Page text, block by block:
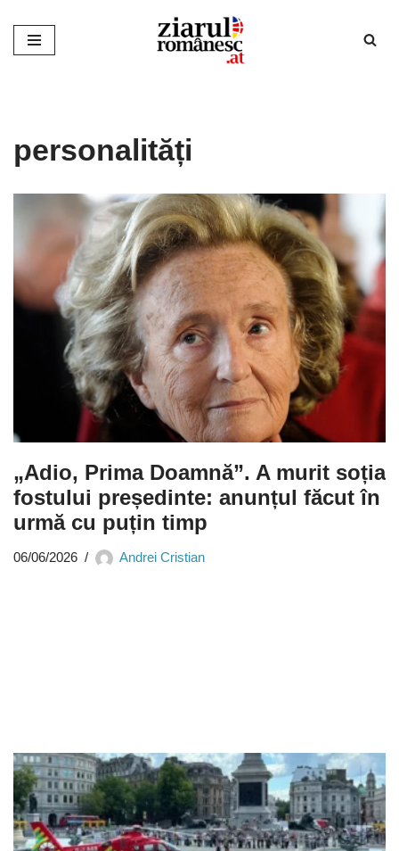
Sari
personalități
„Adio, Prima Doamnă”. A murit soția
fostului președinte: anunțul făcut în
urmă cu puțin timp
06/06/2026 Andrei Cristian